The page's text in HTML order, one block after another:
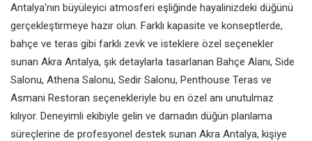
Antalya’nın büyüleyici atmosferi eşliğinde hayalinizdeki düğünü
gerçekleştirmeye hazır olun. Farklı kapasite ve konseptlerde,
bahçe ve teras gibi farklı zevk ve isteklere özel seçenekler
sunan Akra Antalya, şık detaylarla tasarlanan Bahçe Alanı, Side
Salonu, Athena Salonu, Sedir Salonu, Penthouse Teras ve
Asmani Restoran seçenekleriyle bu en özel anı unutulmaz
kılıyor. Deneyimli ekibiyle gelin ve damadın düğün planlama
süreçlerine de profesyonel destek sunan Akra Antalya, kişiye